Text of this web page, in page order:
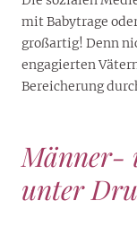
mit Babytrage
großartig! Denn
engagierten
Bereicherung
Männer-
unter